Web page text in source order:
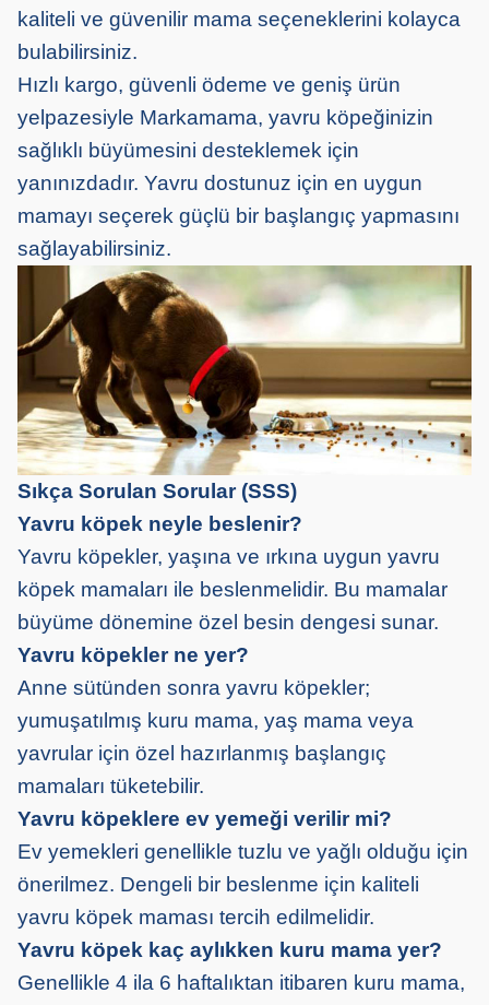
kaliteli ve güvenilir mama seçeneklerini kolayca
bulabilirsiniz.
Hızlı kargo, güvenli ödeme ve geniş ürün
yelpazesiyle Markamama, yavru köpeğinizin
sağlıklı büyümesini desteklemek için
yanınızdadır. Yavru dostunuz için en uygun
mamayı seçerek güçlü bir başlangıç yapmasını
sağlayabilirsiniz.
Sıkça Sorulan Sorular (SSS)
Yavru köpek neyle beslenir?
Yavru köpekler, yaşına ve ırkına uygun yavru
köpek mamaları ile beslenmelidir. Bu mamalar
büyüme dönemine özel besin dengesi sunar.
Yavru köpekler ne yer?
Anne sütünden sonra yavru köpekler;
yumuşatılmış kuru mama, yaş mama veya
yavrular için özel hazırlanmış başlangıç
mamaları tüketebilir.
Yavru köpeklere ev yemeği verilir mi?
Ev yemekleri genellikle tuzlu ve yağlı olduğu için
önerilmez. Dengeli bir beslenme için kaliteli
yavru köpek maması tercih edilmelidir.
Yavru köpek kaç aylıkken kuru mama yer?
Genellikle 4 ila 6 haftalıktan itibaren kuru mama,